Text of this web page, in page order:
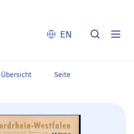
EN
Übersicht Seite